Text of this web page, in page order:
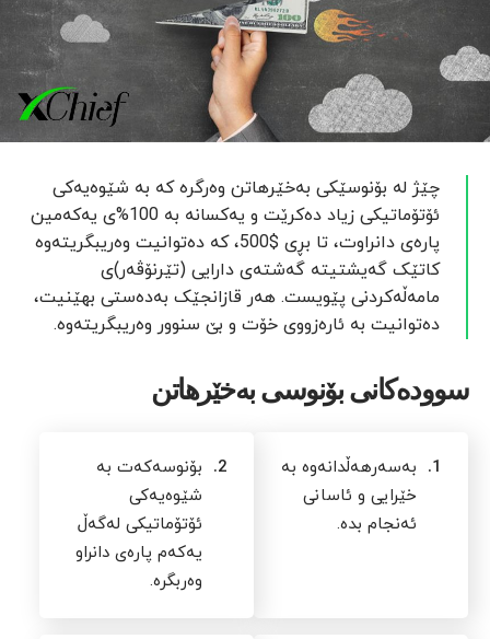
چێژ لە بۆنوسێکی بەخێرهاتن وەرگرە کە بە شێوەیەکی
ئۆتۆماتیکی زیاد دەکرێت و یەکسانە بە 100%ی یەکەمین
پارەی دانراوت، تا بڕی $500، کە دەتوانیت وەریبگریتەوە
کاتێک گەیشتیتە گەشتەی دارایی (تێرنۆڤەر)ی
مامەڵەکردنی پێویست. هەر قازانجێک بەدەستی بهێنیت،
دەتوانیت بە ئارەزووی خۆت و بێ سنوور وەریبگریتەوە.
سوودەکانی بۆنوسی بەخێرهاتن
1.
بەسەرهەڵدانەوە بە
خێرایی و ئاسانی
ئەنجام بدە.
2.
بۆنوسەکەت بە
شێوەیەکی
ئۆتۆماتیکی لەگەڵ
یەکەم پارەی دانراو
وەربگرە.